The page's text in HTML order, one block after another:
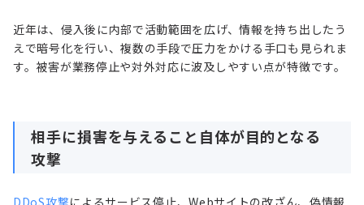
近年は、侵入後に内部で活動範囲を広げ、情報を持ち出したう
えで暗号化を行い、複数の手段で圧力をかける手口も見られま
す。被害が業務停止や対外対応に波及しやすい点が特徴です。
相手に損害を与えること自体が目的となる
攻撃
DDoS攻撃によるサービス停止、Webサイトの改ざん、偽情報